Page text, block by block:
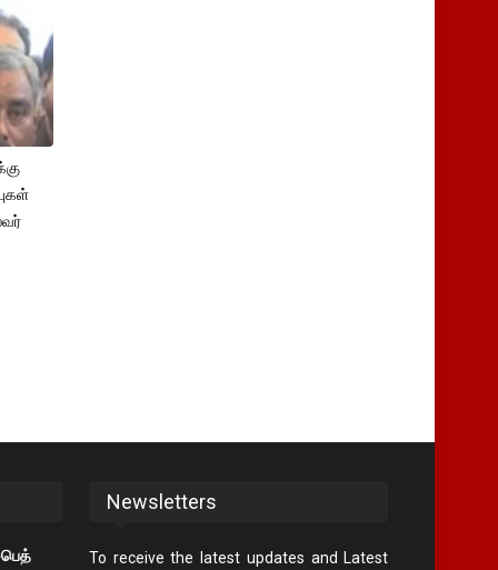
Newsletters
To receive the latest updates and Latest